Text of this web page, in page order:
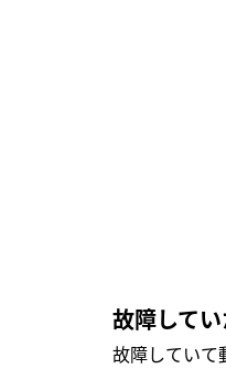
故障して
故障していて